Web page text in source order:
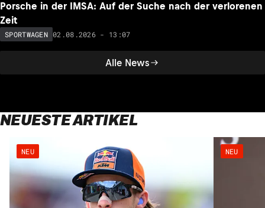
Alle News
Porsche in der IMSA: Auf der Suche nach der verlorenen
Zeit
SPORTWAGEN 02.08.2026 - 13:07
NEUESTE ARTIKEL
NEU NEU